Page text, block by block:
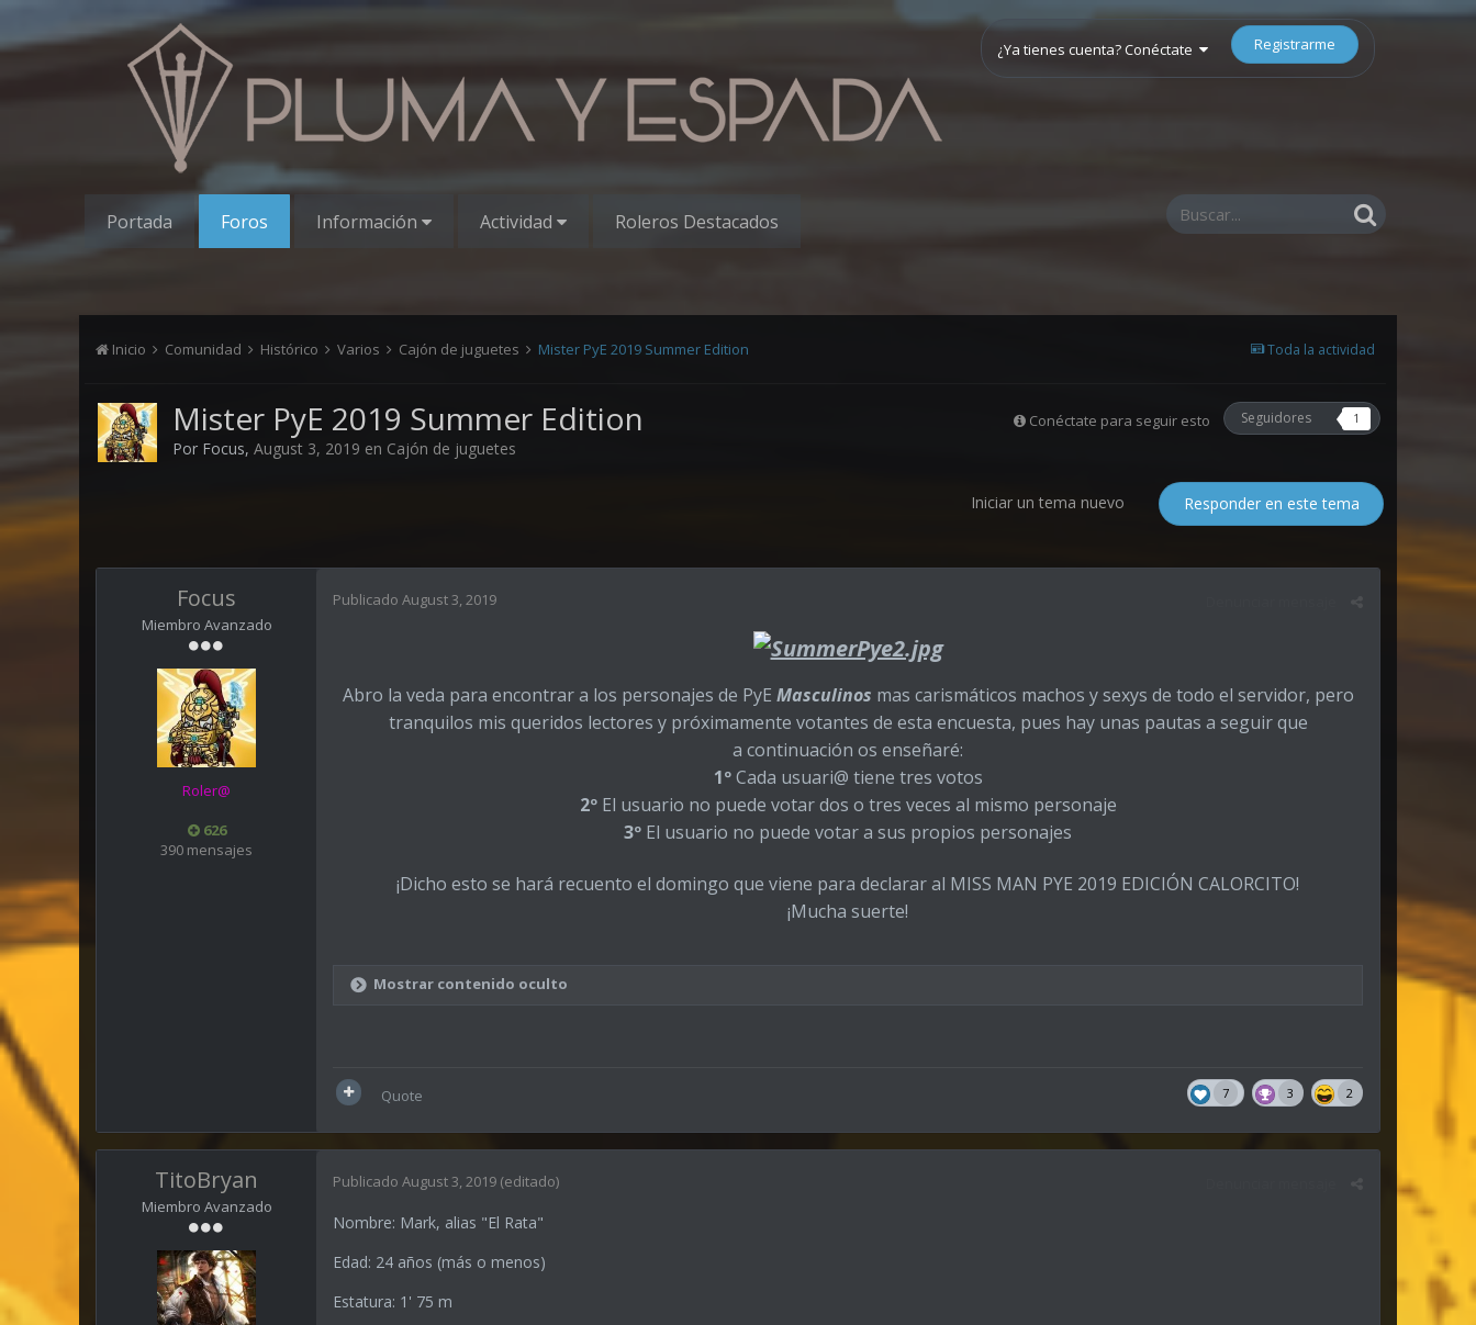
¿Ya tienes cuenta? Conéctate Registrarme
Portada Foros Información Actividad Roleros Destacados
Toda la actividad
Inicio Comunidad Histórico Varios Cajón de juguetes Mister PyE 2019 Summer Edition
Conéctate para seguir esto Seguidores 1
Mister PyE 2019 Summer Edition
Por Focus, August 3, 2019 en Cajón de juguetes
Responder en este tema
Iniciar un tema nuevo
Focus
Miembro Avanzado
Roler@
626
390 mensajes
Publicado August 3, 2019
Abro la veda para encontrar a los personajes de PyE Masculinos mas carismáticos machos y sexys de todo el servidor, pero
tranquilos mis queridos lectores y próximamente votantes de esta encuesta, pues hay unas pautas a seguir que
a continuación os enseñaré:
1ºCada usuari@ tiene tres votos
2ºEl usuario no puede votar dos o tres veces al mismo personaje
3º El usuario no puede votar a sus propios personajes
¡Dicho esto se hará recuento el domingo que viene para declarar al MISS MAN PYE 2019 EDICIÓN CALORCITO!
¡Mucha suerte!
Mostrar contenido oculto
7 3 2
Quote
TitoBryan
Miembro Avanzado
Publicado August 3, 2019 (editado)
Nombre: Mark, alias "El Rata"
Edad: 24 años (más o menos)
Estatura: 1' 75 m